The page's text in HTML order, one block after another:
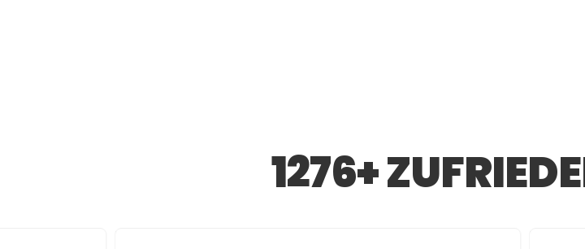
1276+